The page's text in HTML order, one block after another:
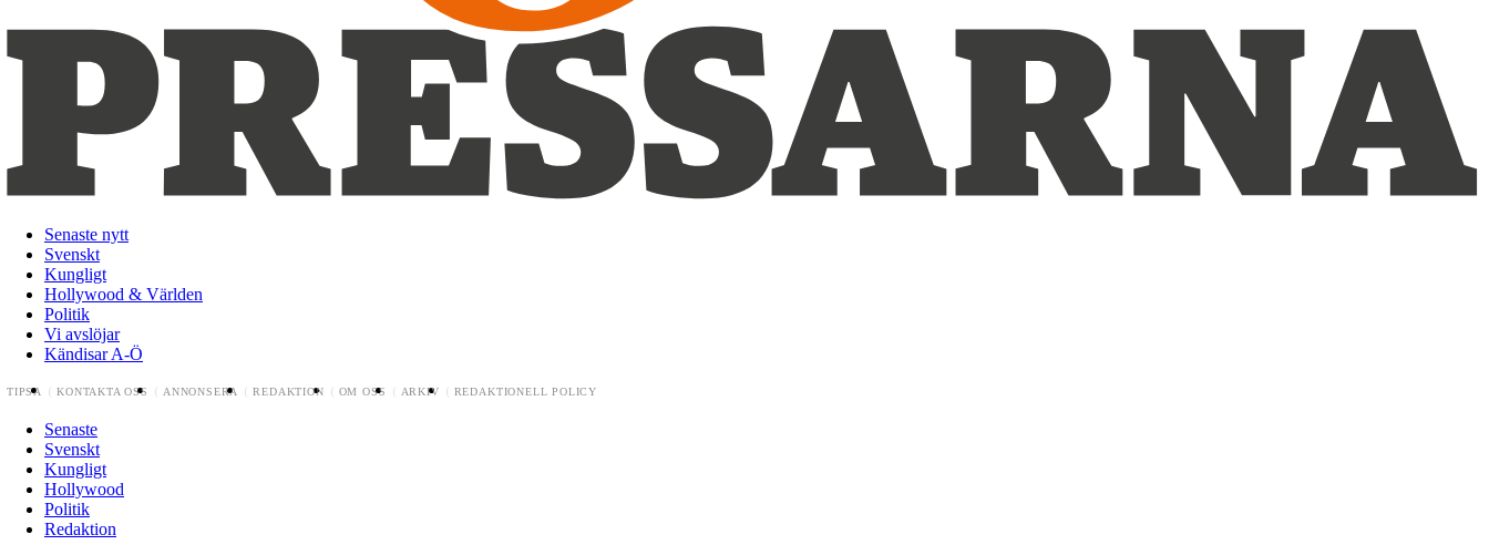
Senaste nytt
Svenskt
Kungligt
Hollywood & Världen
Politik
Vi avslöjar
Kändisar A-Ö
TIPSA KONTAKTA OSS ANNONSERA REDAKTION OM OSS ARKIV REDAKTIONELL POLICY
Senaste
Svenskt
Kungligt
Hollywood
Politik
Redaktion